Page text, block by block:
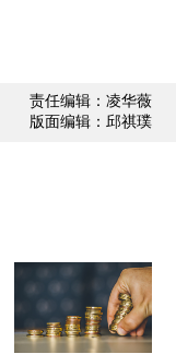
责任编辑：凌华薇
版面编辑：邱祺璞